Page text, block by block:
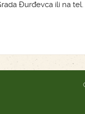
Đurđevca ili na tel.